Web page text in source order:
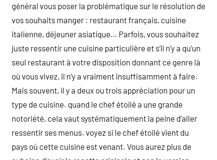
général vous poser la problématique sur le résolution de
vos souhaits manger : restaurant français, cuisine
italienne, déjeuner asiatique… Parfois, vous souhaitez
juste ressentir une cuisine particulière et s’il n’y a qu’un
seul restaurant à votre disposition donnant ce genre là
où vous vivez, il n’y a vraiment insuffisamment à faire.
Mais souvent, il y a deux ou trois appréciation pour un
type de cuisine. quand le chef étoilé a une grande
notoriété, cela vaut systématiquement la peine d’aller
ressentir ses menus. voyez si le chef étoilé vient du
pays où cette cuisine est venant. Vous aurez plus de